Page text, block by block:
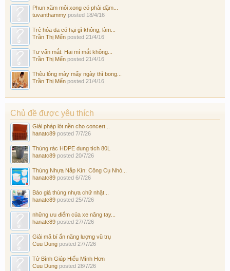
Phun xăm môi xong có phải dặm...
tuvanthammy posted 18/4/16
Trẻ hóa da có hại gì không, làm...
Trần Thị Mến posted 21/4/16
Tư vấn mắt: Hai mí mắt không...
Trần Thị Mến posted 21/4/16
Thêu lông mày mấy ngày thì bong...
Trần Thị Mến posted 21/4/16
Chủ đề được yêu thích
Giải pháp lót nền cho concert...
hanatc89 posted 7/7/26
Thùng rác HDPE dung tích 80L
hanatc89 posted 20/7/26
Thùng Nhựa Nắp Kín: Công Cụ Nhỏ...
hanatc89 posted 6/7/26
Báo giá thùng nhựa chữ nhật...
hanatc89 posted 25/7/26
những ưu điểm của xe nâng tay...
hanatc89 posted 27/7/26
Giải mã bí ẩn năng lượng vũ trụ
Cuu Dung posted 27/7/26
Tử Bình Giúp Hiểu Mình Hơn
Cuu Dung posted 28/7/26